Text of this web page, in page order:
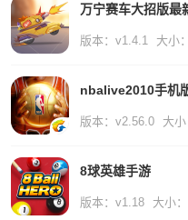
万宁赛车大招版最
版本：v1.4.1 大小
nbalive2010手机
版本：v2.56.0 大
8球英雄手游
版本：v1.18 大小